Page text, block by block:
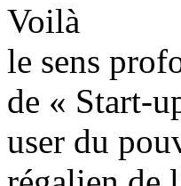
Voilà
le sens
de « Start-
user du